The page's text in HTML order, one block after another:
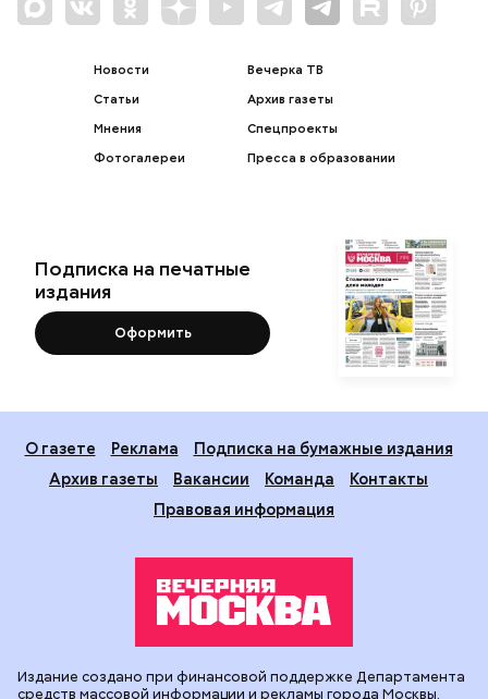
Новости
Статьи
Мнения
Фотогалереи
Вечерка ТВ
Архив газеты
Спецпроекты
Пресса в образовании
Подписка на печатные
издания
Оформить
О газете Реклама
Подписка на бумажные издания
Архив газеты
Вакансии Команда
Контакты
Правовая информация
Издание создано при финансовой поддержке Департамента
средств массовой информации и рекламы города Москвы.